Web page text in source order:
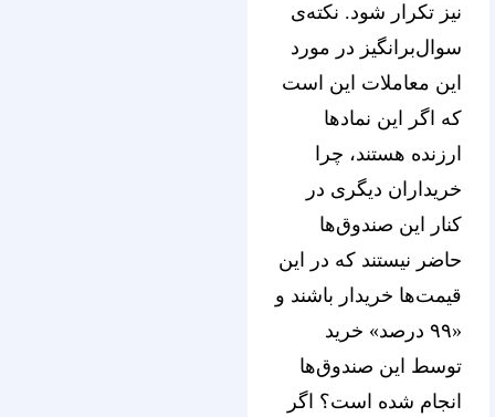
نیز تکرار شود. نکته‌ی
سوال‌برانگیز در مورد
این معاملات این است
که اگر این نمادها
ارزنده هستند، چرا
خریداران دیگری در
کنار این صندوق‌ها
حاضر نیستند که در این
قیمت‌ها خریدار باشند و
«۹۹ درصد» خرید
توسط این صندوق‌ها
انجام شده است؟ اگر